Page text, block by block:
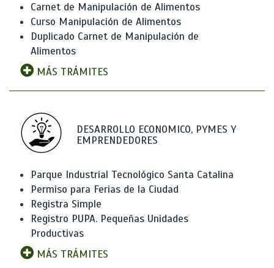
Carnet de Manipulación de Alimentos
Curso Manipulación de Alimentos
Duplicado Carnet de Manipulación de
Alimentos
MÁS TRÁMITES
DESARROLLO ECONOMICO, PYMES Y
EMPRENDEDORES
Parque Industrial Tecnológico Santa Catalina
Permiso para Ferias de la Ciudad
Registra Simple
Registro PUPA. Pequeñas Unidades
Productivas
MÁS TRÁMITES